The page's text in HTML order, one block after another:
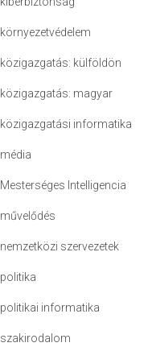
környezetvédelem
közigazgatás: külföldön
közigazgatás: magyar
közigazgatási informatika
média
Mesterséges Intelligencia
művelődés
nemzetközi szervezetek
politika
politikai informatika
szakirodalom